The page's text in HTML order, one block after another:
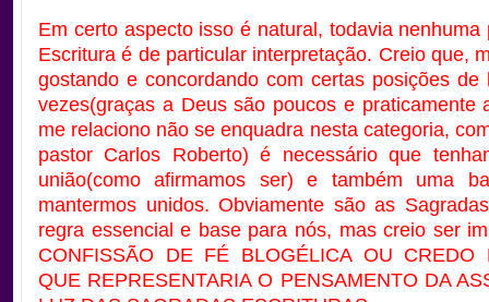
Em certo aspecto isso é natural, todavia nenhuma
Escritura é de particular interpretação. Creio que,
gostando e concordando com certas posições de
vezes(graças a Deus são poucos e praticamente
me relaciono não se enquadra nesta categoria,
pastor Carlos Roberto) é necessário que
união(como afirmamos ser) e também uma
mantermos unidos. Obviamente são as
regra essencial e base para nós, mas creio ser
CONFISSÃO DE FÉ BLOGÉLICA OU CREDO
QUE REPRESENTARIA O PENSAMENTO DA